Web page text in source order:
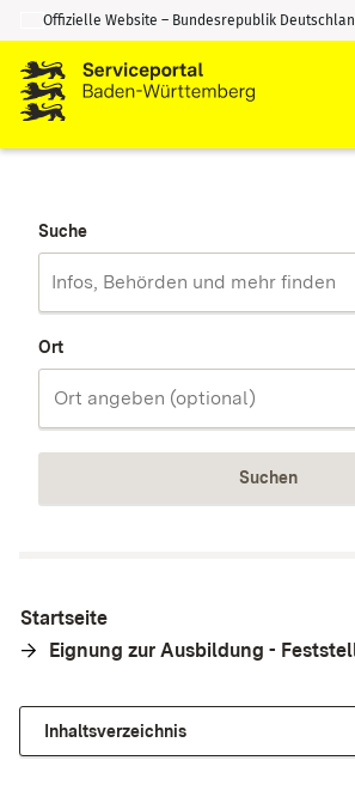
Zum Inhalt springen
Zur Suche springen
Offizielle Website – Bundesrepublik
Suche
Ort
Suchen
Startseite
Eignung zur Ausbildung -
Inhaltsverzeichnis